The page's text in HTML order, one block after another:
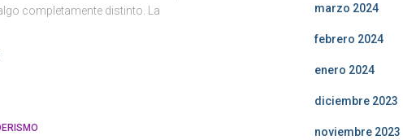
completamente distinto. La
marzo 2024
febrero 2024
enero 2024
diciembre 2023
noviembre 2023